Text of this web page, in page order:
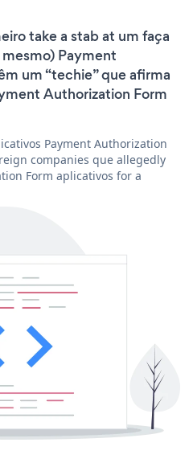
take a stab at um faça
Payment
um “techie” que afirma
Authorization Form
Payment Authorization
companies que allegedly
Form aplicativos for a